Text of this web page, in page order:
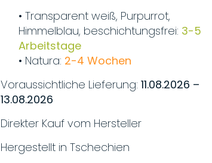
• Transparent weiß, Purpurrot,
Himmelblau, beschichtungsfrei: 3-5
Arbeitstage
• Natura: 2-4 Wochen
Voraussichtliche Lieferung:11.08.2026 –
13.08.2026
Direkter Kauf vom Hersteller
Hergestellt in Tschechien